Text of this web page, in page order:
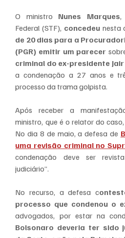
O ministro Nunes Marques,
Federal (STF), concedeu nesta
de 20 dias para a
(PGR) emitir um parecer
criminal do ex-presidente
a condenação a 27 anos e
processo da trama golpista.
Após receber a
ministro, que é o relator do
No dia 8 de maio, a defesa de
uma revisão criminal no
condenação deve ser
judiciário”.
No recurso, a defesa c
processo que condenou o
advogados, por estar na
Bolsonaro deveria ter sido